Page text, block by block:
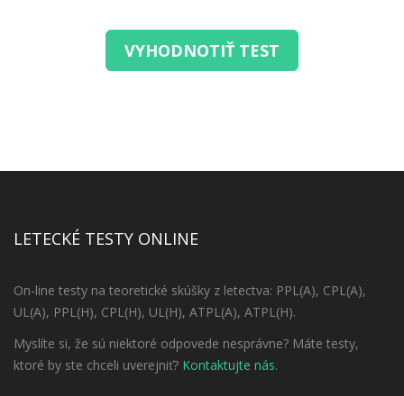
VYHODNOTIŤ TEST
LETECKÉ TESTY ONLINE
On-line testy na teoretické skúšky z letectva: PPL(A), CPL(A),
UL(A), PPL(H), CPL(H), UL(H), ATPL(A), ATPL(H).
Myslíte si, že sú niektoré odpovede nesprávne? Máte testy,
ktoré by ste chceli uverejniť? Kontaktujte nás.